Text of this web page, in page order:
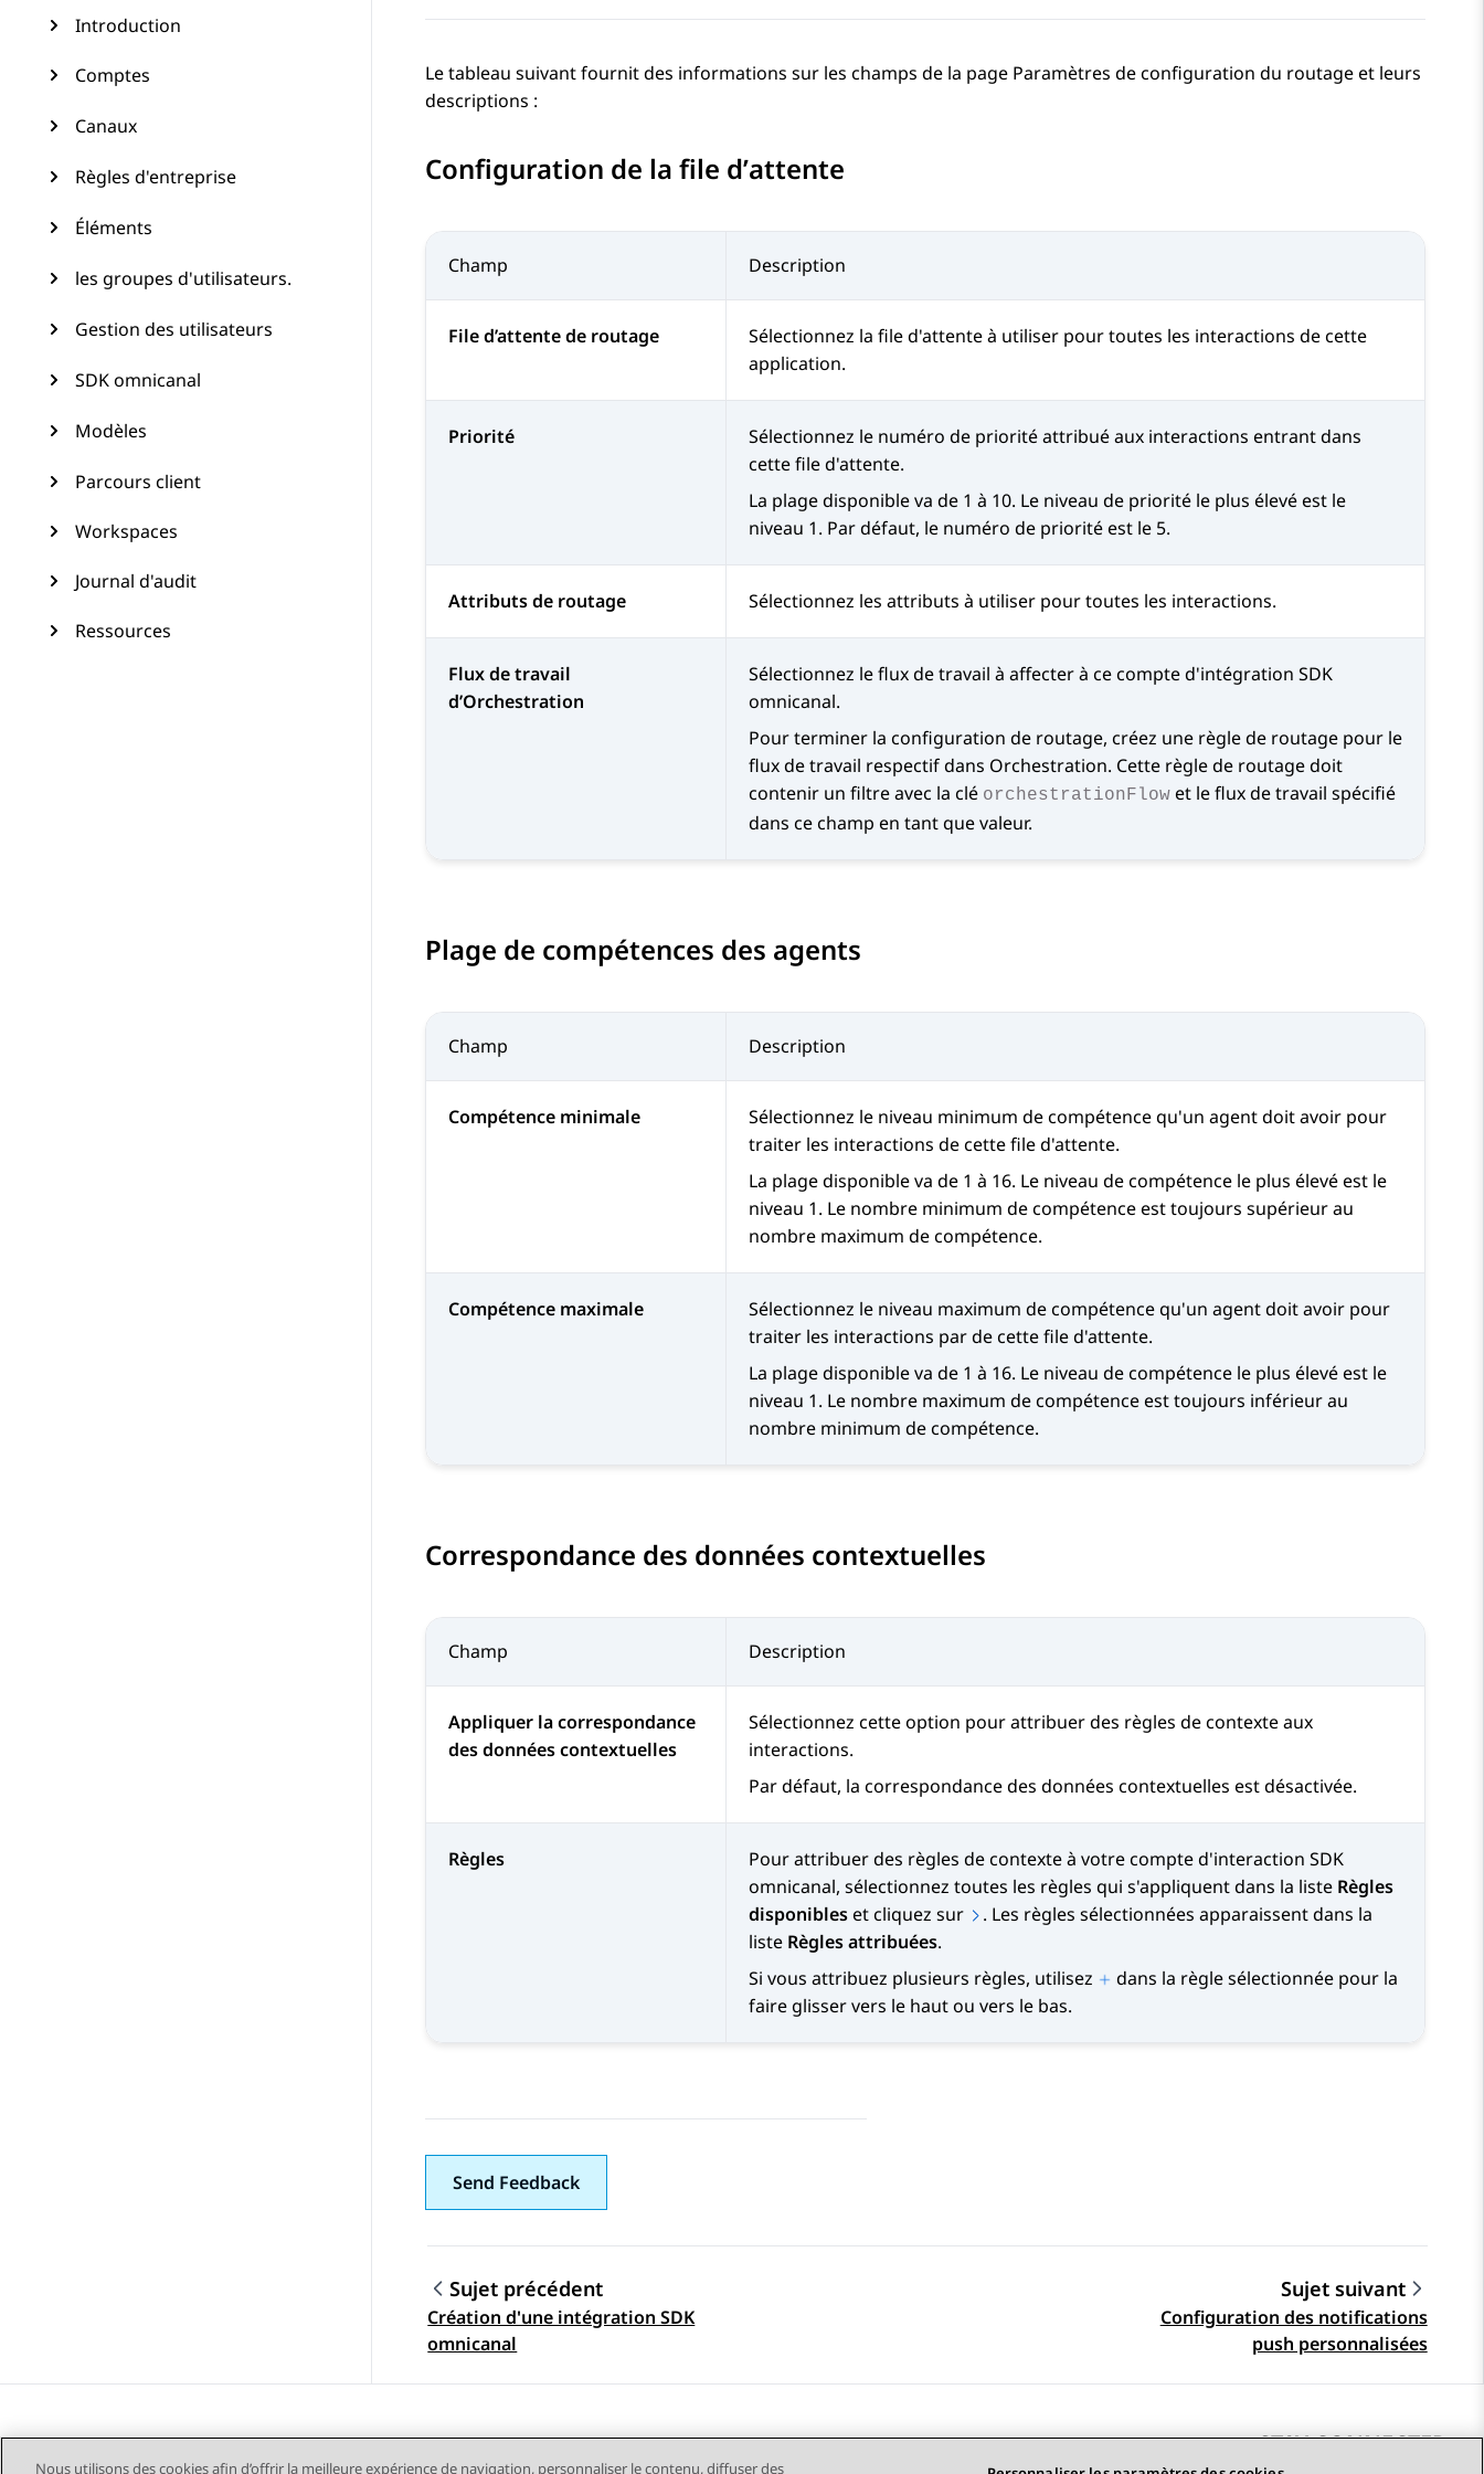
Introduction
Comptes
Canaux
Règles d'entreprise
Éléments
les groupes d'utilisateurs.
Gestion des utilisateurs
SDK omnicanal
Modèles
Parcours client
Workspaces
Journal d'audit
Ressources
Le tableau suivant fournit des informations sur les champs de la page Paramètres de configuration du routageet leurs
descriptions :
Configuration de la file dʼattente
Champ Description
File d’attente de routage
Sélectionnez la file d'attente à utiliser pour toutes les interactions de cette
application.
Priorité
Sélectionnez le numéro de priorité attribué aux interactions entrant dans
cette file d'attente.
La plage disponible va de 1 à 10. Le niveau de priorité le plus élevé est le
niveau 1. Par défaut, le numéro de priorité est le 5.
Attributs de routage Sélectionnez les attributs à utiliser pour toutes les interactions.
Flux de travail
d’Orchestration
Sélectionnez le flux de travail à affecter à ce compte d'intégration SDK
omnicanal.
Pour terminer la configuration de routage, créez une règle de routage pour le
flux de travail respectif dans Orchestration. Cette règle de routage doit
contenir un filtre avec la clé orchestrationFlow et le flux de travail spécifié
dans ce champ en tant que valeur.
Plage de compétences des agents
Champ Description
Compétence minimale
Sélectionnez le niveau minimum de compétence qu'un agent doit avoir pour
traiter les interactions de cette file d'attente.
La plage disponible va de 1 à 16. Le niveau de compétence le plus élevé est le
niveau 1. Le nombre minimum de compétence est toujours supérieur au
nombre maximum de compétence.
Compétence maximale
Sélectionnez le niveau maximum de compétence qu'un agent doit avoir pour
traiter les interactions par de cette file d'attente.
La plage disponible va de 1 à 16. Le niveau de compétence le plus élevé est le
niveau 1. Le nombre maximum de compétence est toujours inférieur au
nombre minimum de compétence.
Correspondance des données contextuelles
Champ Description
Appliquer la correspondance
des données contextuelles
Sélectionnez cette option pour attribuer des règles de contexte aux
interactions.
Par défaut, la correspondance des données contextuelles est désactivée.
Règles Pour attribuer des règles de contexte à votre compte d'interaction SDK
omnicanal, sélectionnez toutes les règles qui s'appliquent dans la liste Règles
disponibleset cliquez sur
. Les règles sélectionnées apparaissent dans la
liste Règles attribuées.
Si vous attribuez plusieurs règles, utilisez
dans la règle sélectionnée pour la
faire glisser vers le haut ou vers le bas.
Send Feedback
Navigation par sujet
Sujet précédent
Création d'une intégration SDK
omnicanal
Sujet suivant
Configuration des notifications
push personnalisées
STAY CONNECTED
Nous utilisons des cookies afin d’offrir la meilleure expérience de navigation, personnaliser le contenu, diffuser des